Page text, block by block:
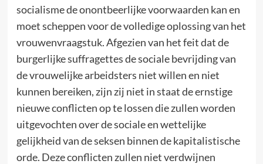
socialisme de onontbeerlijke voorwaarden kan en
moet scheppen voor de volledige oplossing van het
vrouwenvraagstuk. Afgezien van het feit dat de
burgerlijke suffragettes de sociale bevrijding van
de vrouwelijke arbeidsters niet willen en niet
kunnen bereiken, zijn zij niet in staat de ernstige
nieuwe conflicten op te lossen die zullen worden
uitgevochten over de sociale en wettelijke
gelijkheid van de seksen binnen de kapitalistische
orde. Deze conflicten zullen niet verdwijnen